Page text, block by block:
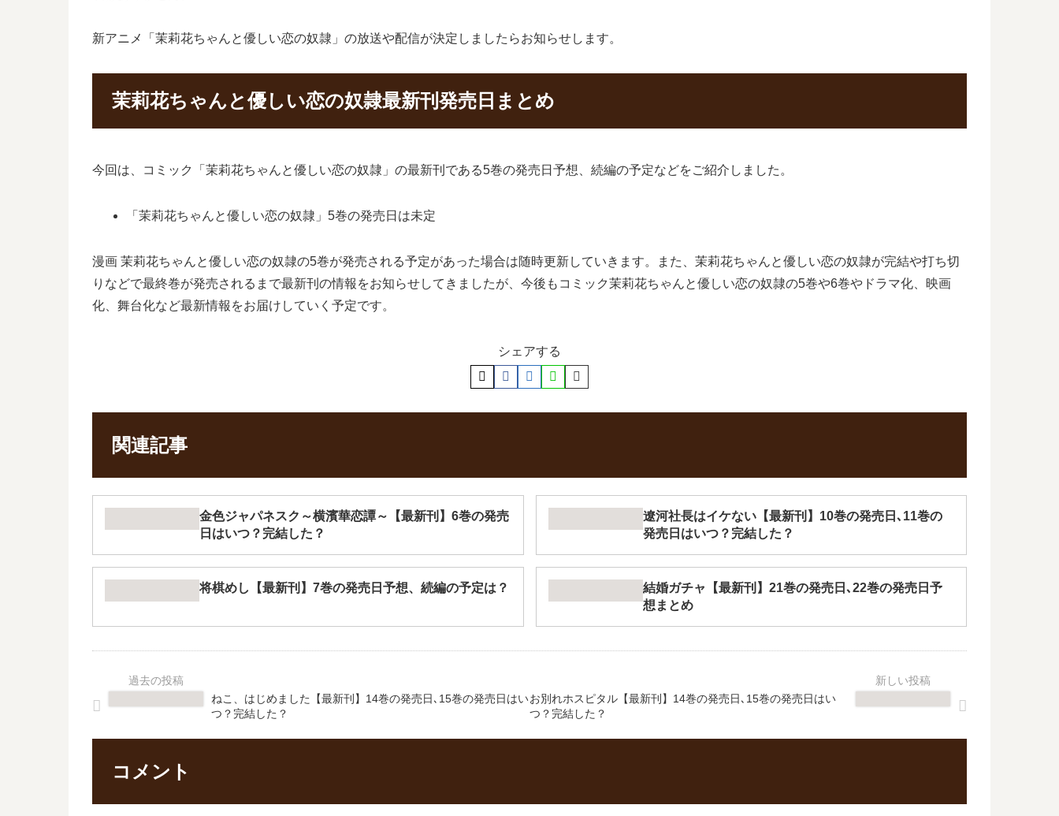
新アニメ「茉莉花ちゃんと優しい恋の奴隷」の放送や配信が決定しましたらお知らせします。
茉莉花ちゃんと優しい恋の奴隷最新刊発売日まとめ
今回は、コミック「茉莉花ちゃんと優しい恋の奴隷」の最新刊である5巻の発売日予想、続編の予定などをご紹介しました。
「茉莉花ちゃんと優しい恋の奴隷」5巻の発売日は未定
漫画 茉莉花ちゃんと優しい恋の奴隷の5巻が発売される予定があった場合は随時更新していきます。また、茉莉花ちゃんと優しい恋の奴隷が完結や打ち切
りなどで最終巻が発売されるまで最新刊の情報をお知らせしてきましたが、今後もコミック茉莉花ちゃんと優しい恋の奴隷の5巻や6巻やドラマ化、映画
化、舞台化など最新情報をお届けしていく予定です。
シェアする
関連記事
金色ジャパネスク～横濱華恋譚～【最新刊】6巻の発売
日はいつ？完結した？
遼河社長はイケない【最新刊】10巻の発売日､11巻の
発売日はいつ？完結した？
将棋めし【最新刊】7巻の発売日予想、続編の予定は？
結婚ガチャ【最新刊】21巻の発売日､22巻の発売日予
想まとめ
ねこ、はじめました【最新刊】14巻の発売日､15巻の発売日はい
つ？完結した？
お別れホスピタル【最新刊】14巻の発売日､15巻の発売日はい
つ？完結した？
コメント